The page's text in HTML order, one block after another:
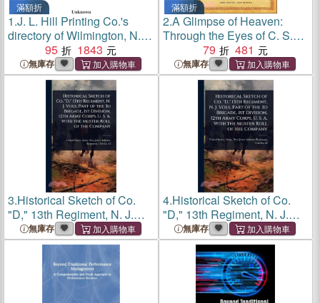
滿額折
1.J. L. Hill Printing Co.'s
directory of Wilmington, N.C.
95 1843
無庫存
滿額折
2.A Glimpse of Heaven:
Through the Eyes of C. S.
Lewis, Dr. Tony Evans,
Calvin Miller, Randy Alcorn,
J. Oswald Sanders, John
Wesley, and Others
79 481
無庫存
3.Historical Sketch of Co.
"D," 13th Regiment, N. J.
Vols. Part of the 3d Brigade,
1st Division, 12th Army
Corps, U. S. A. With the
Muster Roll of the C
無庫存
4.Historical Sketch of Co.
"D," 13th Regiment, N. J.
Vols. Part of the 3d Brigade,
1st Division, 12th Army
Corps, U. S. A. With the
Muster Roll of the C
無庫存